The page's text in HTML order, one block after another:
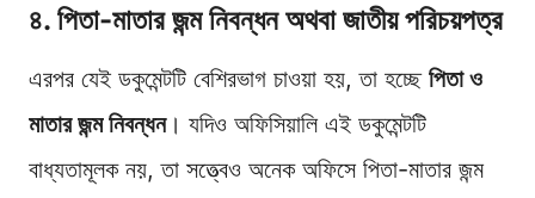
৪. পিতা-মাতার জন্ম নিবন্ধন অথবা জাতীয় পরিচয়পত্র
এরপর যেই ডকুমেন্টটি বেশিরভাগ চাওয়া হয়, তা হচ্ছে পিতা ও
মাতার জন্ম নিবন্ধন। যদিও অফিসিয়ালি এই ডকুমেন্টটি
বাধ্যতামূলক নয়, তা সত্ত্বেও অনেক অফিসে পিতা-মাতার জন্ম